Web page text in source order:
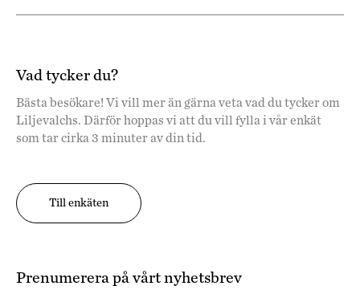
Vad tycker du?
Bästa besökare! Vi vill mer än gärna veta vad du tycker om
Liljevalchs. Därför hoppas vi att du vill fylla i vår enkät
som tar cirka 3 minuter av din tid.
Till enkäten
Prenumerera på vårt nyhetsbrev